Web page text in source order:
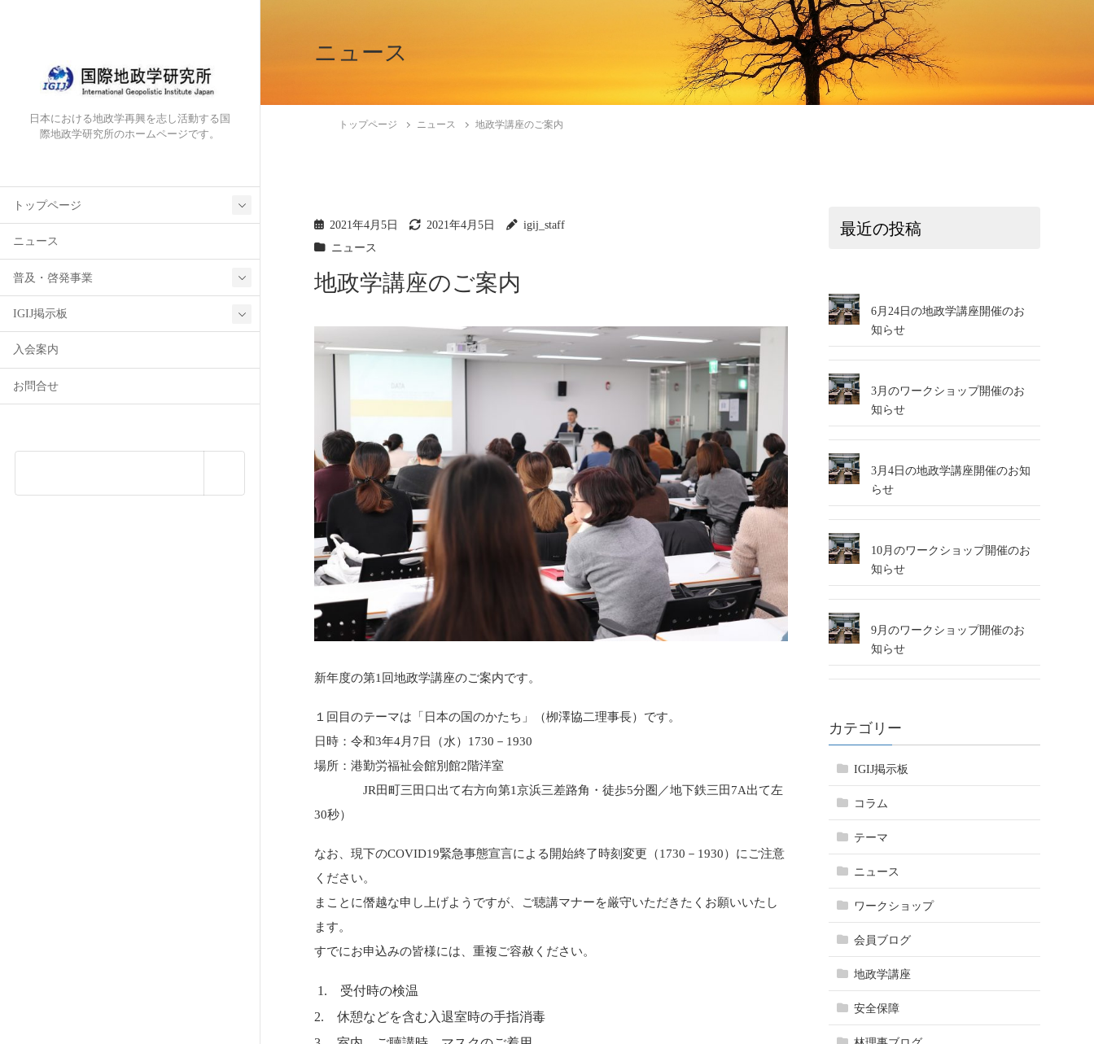
日本における地政学再興を志し活動する国
際地政学研究所のホームページです。
トップページ
ニュース
普及・啓発事業
IGIJ掲示板
入会案内
お問合せ
ニュース
トップページ ニュース 地政学講座のご案内
2021年4月5日 2021年4月5日
igij_staff
ニュース
地政学講座のご案内
新年度の第1回地政学講座のご案内です。
１回目のテーマは「日本の国のかたち」（栁澤協二理事長）です。
日時：令和3年4月7日（水）1730－1930
場所：港勤労福祉会館別館2階洋室
JR田町三田口出て右方向第1京浜三差路角・徒歩5分圏／地下鉄三田7A出て左
30秒）
なお、現下のCOVID19緊急事態宣言による開始終了時刻変更（1730－1930）にご注意
ください。
まことに僭越な申し上げようですが、ご聴講マナーを厳守いただきたくお願いいたし
ます。
すでにお申込みの皆様には、重複ご容赦ください。
1. 受付時の検温
2. 休憩などを含む入退室時の手指消毒
最近の投稿
6月24日の地政学講座開催のお
知らせ
3月のワークショップ開催のお
知らせ
3月4日の地政学講座開催のお知
らせ
10月のワークショップ開催のお
知らせ
9月のワークショップ開催のお
知らせ
カテゴリー
IGIJ掲示板
コラム
テーマ
ニュース
ワークショップ
会員ブログ
地政学講座
安全保障